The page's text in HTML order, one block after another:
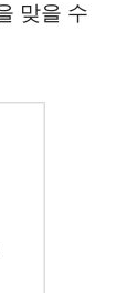
맞을 수